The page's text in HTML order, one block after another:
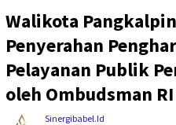
Walikota
Penyerahan
Pelayanan Publik
oleh Ombudsman RI
Sinergibabel.id